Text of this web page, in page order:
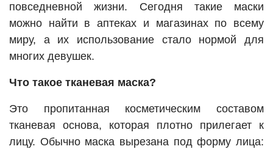
повседневной жизни. Сегодня такие маски
можно найти в аптеках и магазинах по всему
миру, а их использование стало нормой для
многих девушек.
Что такое тканевая маска?
Это пропитанная косметическим составом
тканевая основа, которая плотно прилегает к
лицу. Обычно маска вырезана под форму лица: